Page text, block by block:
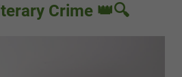
Crime 👑🔍